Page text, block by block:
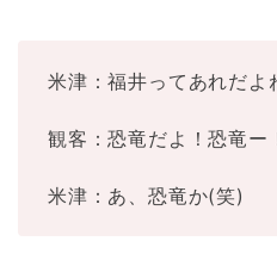
米津：福井ってあれだよ
観客：恐竜だよ！恐竜ー
米津：あ、恐竜か(笑)